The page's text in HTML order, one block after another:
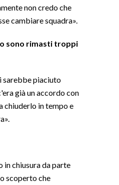
non credo che
cambiare squadra».
sono rimasti troppi
sarebbe piaciuto
già un accordo con
chiuderlo in tempo e
in chiusura da parte
scoperto che